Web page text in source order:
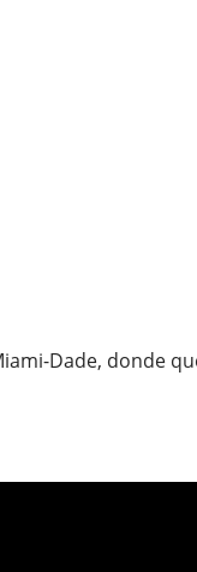
Dade, donde